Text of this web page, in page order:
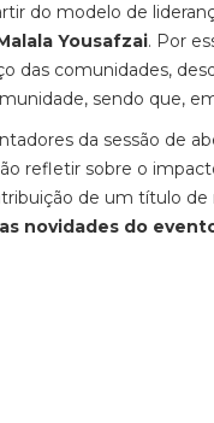
do modelo de
Yousafzai. Por
das comunidades,
sendo que,
da sessão de
refletir sobre o
de um título
novidades do